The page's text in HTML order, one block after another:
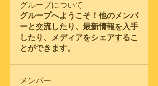
グループについて
グループへようこそ！他のメンバ
ーと交流したり、最新情報を入手
したり、メディアをシェアするこ
とができます。
メンバー